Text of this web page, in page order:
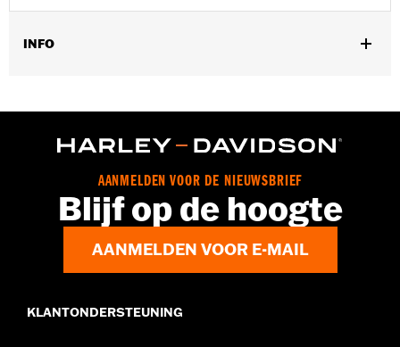
INFO
GARANTIE:Wolverine Worldwide fabrieksgarantie – Ga naar
Herkomst:Geïmporteerd
Dimension Description:SCHACHTHOOGTE: 6" / HAKHOOGTE:
AANMELDEN VOOR DE NIEUWSBRIEF
Blijf op de hoogte
AANMELDEN VOOR E-MAIL
KLANTONDERSTEUNING